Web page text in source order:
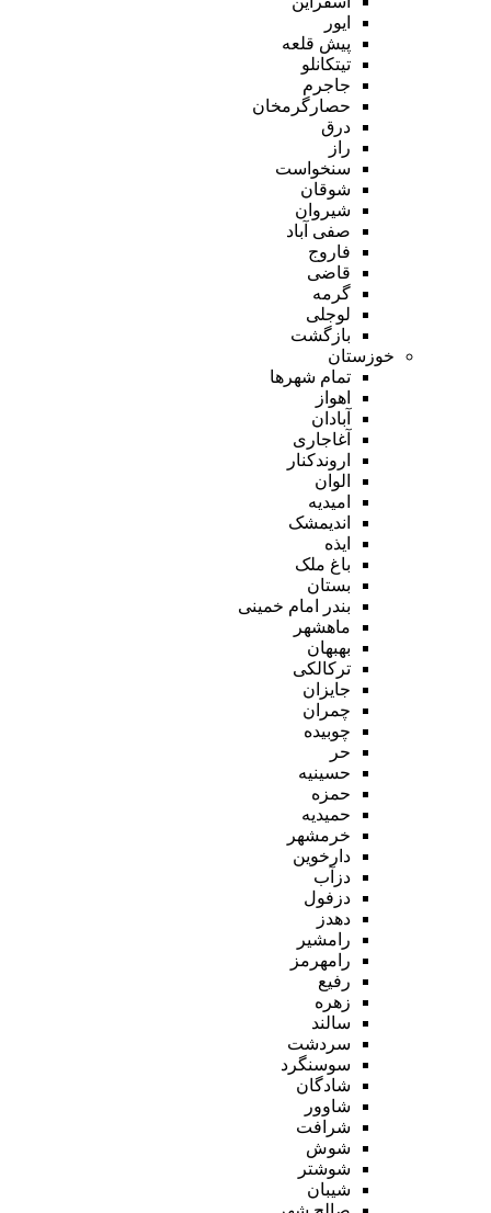
ایور
پیش قلعه
تیتکانلو
جاجرم
حصارگرمخان
درق
راز
سنخواست
شوقان
شیروان
صفی آباد
فاروج
قاضی
گرمه
لوجلی
بازگشت
خوزستان
تمام شهر‌ها
اهواز
آبادان
آغاجاری
اروندکنار
الوان
امیدیه
اندیمشک
ایذه
باغ ملک
بستان
بندر امام خمینی
ماهشهر
بهبهان
ترکالکی
جایزان
چمران
چوبیده
حر
حسینیه
حمزه
حمیدیه
خرمشهر
دارخوین
دزآب
دزفول
دهدز
رامشیر
رامهرمز
رفیع
زهره
سالند
سردشت
سوسنگرد
شادگان
شاوور
شرافت
شوش
شوشتر
شیبان